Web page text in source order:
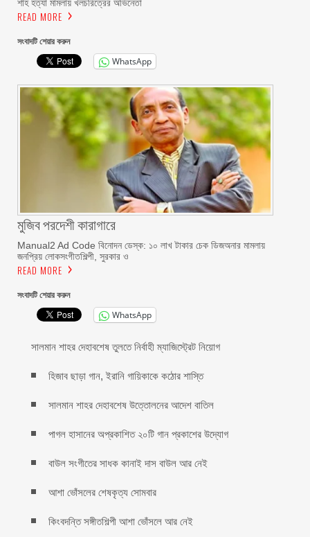
শাহ হত্যা মামলায় খলচরিত্রের অভিনেতা
READ MORE
সংবাদটি শেয়ার করুন
WhatsApp
মুজিব পরদেশী কারাগারে
Manual2 Ad Code বিনোদন ডেস্ক: ১০ লাখ টাকার চেক ডিজঅনার মামলায়
জনপ্রিয় লোকসংগীতশিল্পী, সুরকার ও
READ MORE
সংবাদটি শেয়ার করুন
WhatsApp
সালমান শাহর দেহাবশেষ তুলতে নির্বাহী ম্যাজিস্ট্রেট নিয়োগ
হিজাব ছাড়া গান, ইরানি গায়িকাকে কঠোর শাস্তি
সালমান শাহর দেহাবশেষ উত্তোলনের আদেশ বাতিল
পাগল হাসানের অপ্রকাশিত ২০টি গান প্রকাশের উদ্যোগ
বাউল সংগীতের সাধক কানাই দাস বাউল আর নেই
আশা ভোঁসলের শেষকৃত্য সোমবার
কিংবদন্তি সঙ্গীতশিল্পী আশা ভোঁসলে আর নেই